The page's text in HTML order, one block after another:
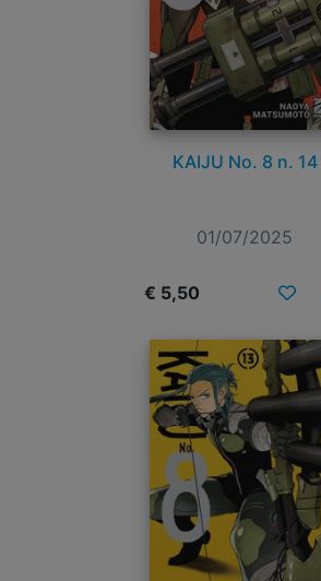
KAIJU No. 8 n. 14
01/07/2025
€ 5,50